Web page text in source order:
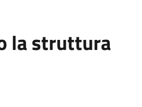
la struttura